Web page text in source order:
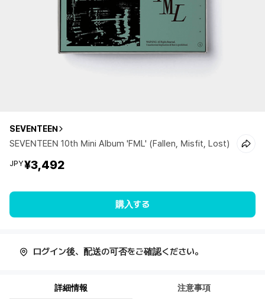
SEVENTEEN
SEVENTEEN 10th Mini Album 'FML' (Fallen, Misfit, Lost)
JPY¥3,492
購入する
ログイン後、配送の可否をご確認ください。
詳細情報 注意事項